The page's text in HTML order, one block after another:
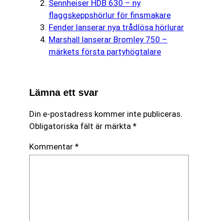
Sennheiser HDB 630 – ny
flaggskeppshörlur för finsmakare
Fender lanserar nya trådlösa hörlurar
Marshall lanserar Bromley 750 –
märkets första partyhögtalare
Lämna ett svar
Din e-postadress kommer inte publiceras.
Obligatoriska fält är märkta *
Kommentar *